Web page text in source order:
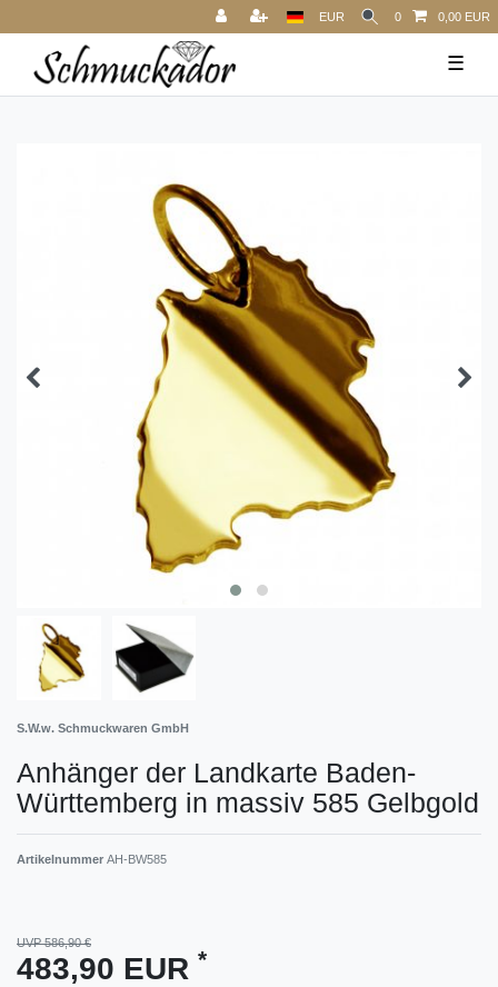
EUR 0 0,00 EUR
☰
S.W.w. Schmuckwaren GmbH
Anhänger der Landkarte Baden-
Württemberg in massiv 585 Gelbgold
Artikelnummer AH-BW585
UVP 586,90 €
483,90 EUR *